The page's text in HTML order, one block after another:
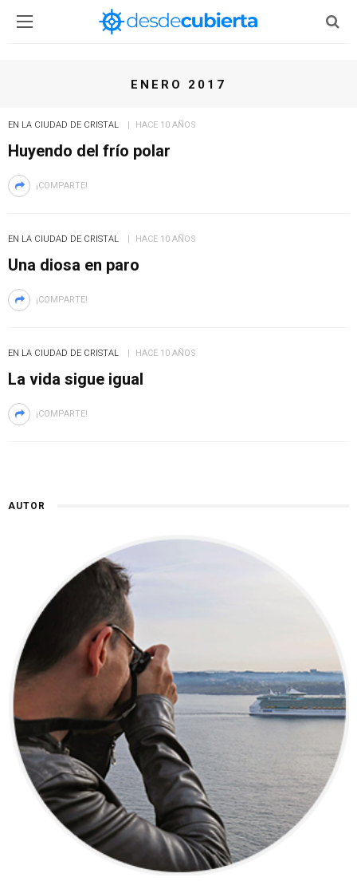
ENERO 2017
EN LA CIUDAD DE CRISTAL HACE 10 AÑOS
Huyendo del frío polar
¡COMPARTE!
EN LA CIUDAD DE CRISTAL HACE 10 AÑOS
Una diosa en paro
¡COMPARTE!
EN LA CIUDAD DE CRISTAL HACE 10 AÑOS
La vida sigue igual
¡COMPARTE!
AUTOR